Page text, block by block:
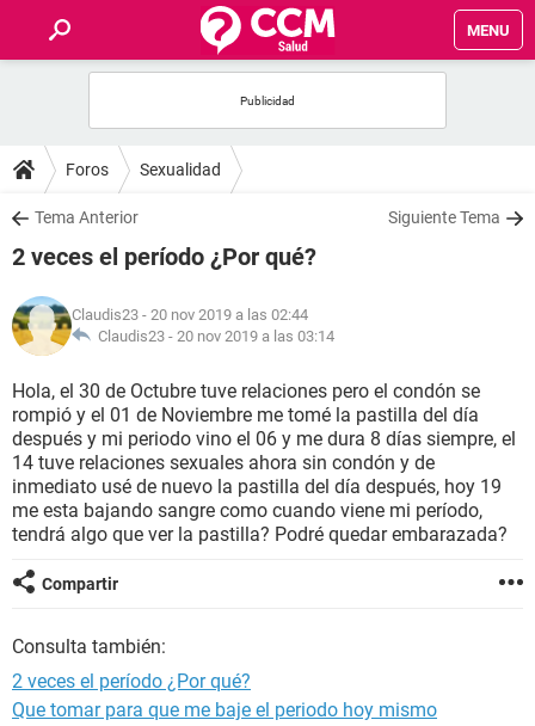
MENU
FOROS
SALUD
NUTRICIÓN
BIENESTAR
SEXUALIDAD
GLOSARIO
Foros Sexualidad
Tema Anterior Siguiente Tema
2 veces el período ¿Por qué?
Claudis23 - 20 nov 2019 a las 02:44
Claudis23 - 20 nov 2019 a las 03:14
Hola, el 30 de Octubre tuve relaciones pero el condón se
rompió y el 01 de Noviembre me tomé la pastilla del día
después y mi periodo vino el 06 y me dura 8 días siempre, el
14 tuve relaciones sexuales ahora sin condón y de
inmediato usé de nuevo la pastilla del día después, hoy 19
me esta bajando sangre como cuando viene mi período,
tendrá algo que ver la pastilla? Podré quedar embarazada?
Compartir
Consulta también:
2 veces el período ¿Por qué?
Que tomar para que me baje el periodo hoy mismo